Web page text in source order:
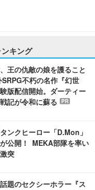
キング
王の仇敵の娘を護ること
不朽の名作『幻世
版配信開始。ダーティー
記が令和に蘇る
PR
ンクヒーロー「D.Mon」
公開！ MEKA部隊を率い
突
題のセクシーホラー『ス